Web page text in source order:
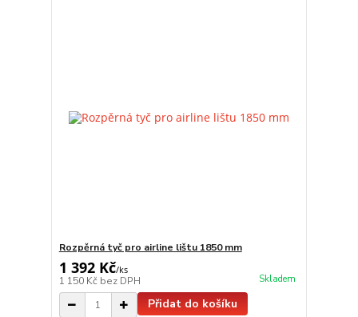
Rozpěrná tyč pro airline lištu 1850 mm
1 392 Kč/ks
1 150 Kč bez DPH Skladem
Přidat do košíku